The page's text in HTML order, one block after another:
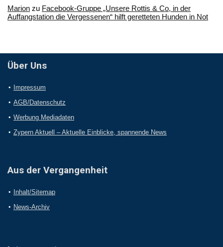
Marion zu Facebook-Gruppe „Unsere Rottis & Co, in der
Auffangstation die Vergessenen“ hilft geretteten Hunden in Not
Über Uns
Impressum
AGB/Datenschutz
Werbung Mediadaten
Zypern Aktuell – Aktuelle Einblicke, spannende News
Aus der Vergangenheit
Inhalt/Sitemap
News-Archiv